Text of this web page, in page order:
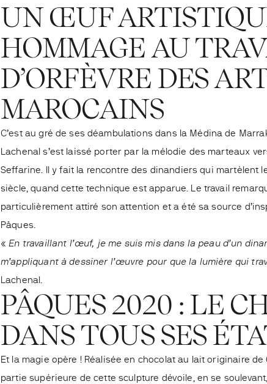
UN ŒUF
HOMMAGE AU
D’ORFÈVRE DES
MAROCAINS
C’est au gré de ses déambulations dans la Médina de
Lachenal s’est laissé porter par la mélodie des marteaux
Seffarine. Il y fait la rencontre des dinandiers qui martèlent
siècle, quand cette technique est apparue. Le travail
particulièrement attiré son attention et a été sa source
Pâques.
«En travaillant l’œuf, je me suis mis dans la peau d’un
m’appliquant à dessiner l’œuvre pour que la lumière qui
Lachenal.
PÂQUES 2020 : LE
DANS TOUS SES
Et la magie opère ! Réalisée en chocolat au lait originaire de
partie supérieure de cette sculpture dévoile, en se